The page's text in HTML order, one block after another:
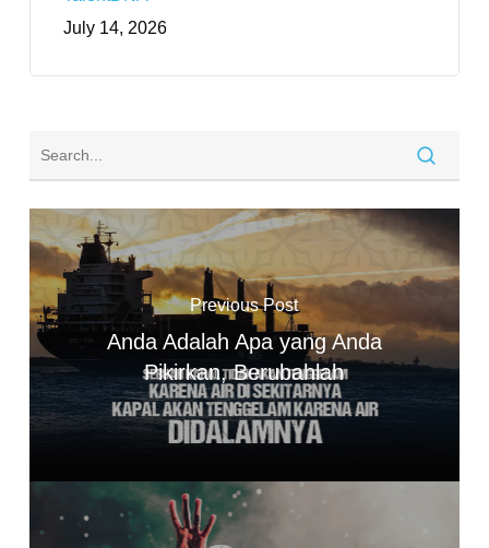
July 14, 2026
Previous Post
Anda Adalah Apa yang Anda
Pikirkan, Berubahlah